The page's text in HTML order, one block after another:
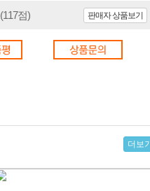
판매자 상품보기
(117점)
더보기